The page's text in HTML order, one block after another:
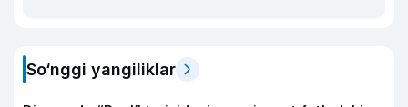
So‘nggi yangiliklar